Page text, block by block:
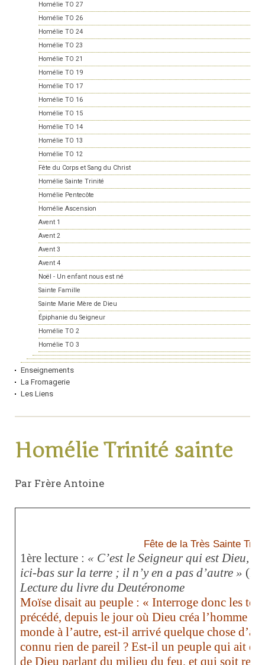
Homélie TO 27
Homélie TO 26
Homélie TO 24
Homélie TO 23
Homélie TO 21
Homélie TO 19
Homélie TO 17
Homélie TO 16
Homélie TO 15
Homélie TO 14
Homélie TO 13
Homélie TO 12
Fête du Corps et Sang du Christ
Homélie Sainte Trinité
Homélie Pentecôte
Homélie Ascension
Avent 1
Avent 2
Avent 3
Avent 4
Noël - Un enfant nous est né
Sainte Famille
Sainte Marie Mère de Dieu
Épiphanie du Seigneur
Homélie TO 2
Homélie TO 3
Enseignements
La Fromagerie
Les Liens
Homélie Trinité sainte
Par Frère Antoine
Fête de la Très Sainte
1ère lecture : « C’est le Seigneur qui est Dieu,
ici-bas sur la terre ; il n’y en a pas d’autre » (Dt
Lecture du livre du Deutéronome
Moïse disait au peuple : « Interroge donc les
précédé, depuis le jour où Dieu créa l’homme
monde à l’autre, est-il arrivé quelque chose
connu rien de pareil ? Est-il un peuple qui ait
de Dieu parlant du milieu du feu, et qui soit